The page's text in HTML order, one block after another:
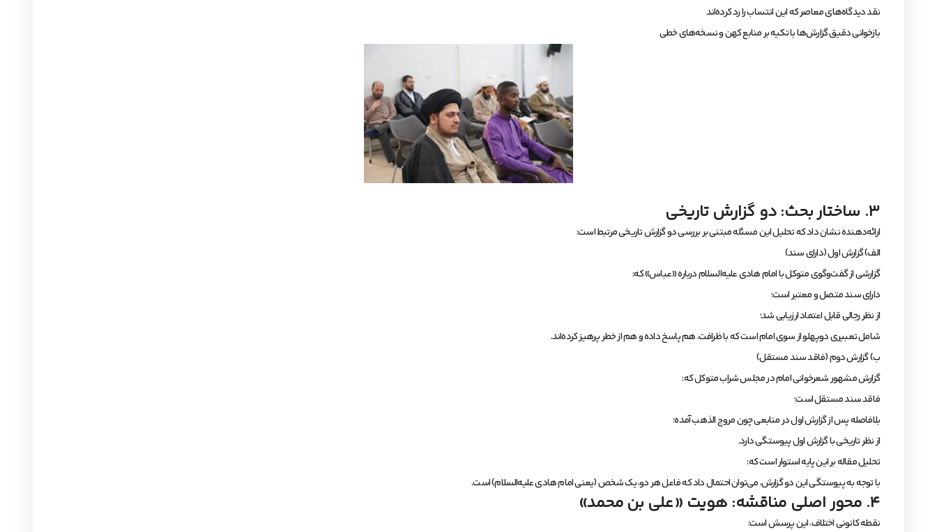
نقد دیدگاه‌های معاصر که این انتساب را رد کرده‌اند
بازخوانی دقیق گزارش‌ها با تکیه بر منابع کهن و نسخه‌های خطی
۳. ساختار بحث: دو گزارش تاریخی
ارائه‌دهنده نشان داد که تحلیل این مسئله مبتنی بر بررسی دو گزارش تاریخی مرتبط است:
الف) گزارش اول (دارای سند)
گزارشی از گفت‌وگوی متوکل با امام هادی علیه‌السلام درباره «عباس» که:
دارای سند متصل و معتبر است؛
از نظر رجالی قابل اعتماد ارزیابی شد؛
شامل تعبیری دوپهلو از سوی امام است که با ظرافت، هم پاسخ داده و هم از خطر پرهیز کرده‌اند.
ب) گزارش دوم (فاقد سند مستقل)
گزارش مشهور شعرخوانی امام در مجلس شراب متوکل که:
فاقد سند مستقل است؛
بلافاصله پس از گزارش اول در منابعی چون مروج الذهب آمده؛
از نظر تاریخی با گزارش اول پیوستگی دارد.
تحلیل مقاله بر این پایه استوار است که:
با توجه به پیوستگی این دو گزارش، می‌توان احتمال داد که فاعل هر دو، یک شخص (یعنی امام هادی علیه‌السلام) است.
۴. محور اصلی مناقشه: هویت «علی بن محمد»
نقطه کانونی اختلاف، این پرسش است: